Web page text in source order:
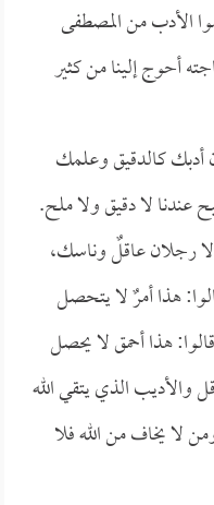
الأدب من المصطفى
أحوج إلينا من كثير
أدبك كالدقيق وعلمك
عندنا لا دقيق ولا ملح.
رجلان عاقلٌ وناسك،
هذا أمرٌ لا يتحصل
هذا أحمق لا يحصل
والأديب الذي يتقي الله
لا يخاف من الله فلا